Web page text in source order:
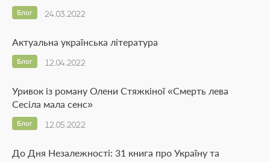
24.03.2022
Блог
Актуальна українська література
12.04.2022
Блог
Уривок із роману Олени Стяжкіної «Смерть лева
Сесіла мала сенс»
12.05.2022
Блог
До Дня Незалежності: 31 книга про Україну та